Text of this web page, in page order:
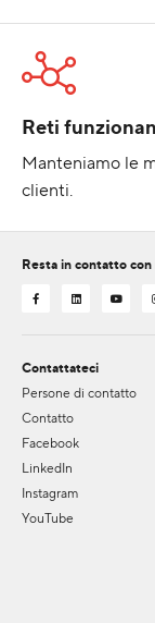
Reti
Manteniamo le
clienti.
Resta in contatto con
Contattateci
Persone di contatto
Contatto
Facebook
LinkedIn
Instagram
YouTube